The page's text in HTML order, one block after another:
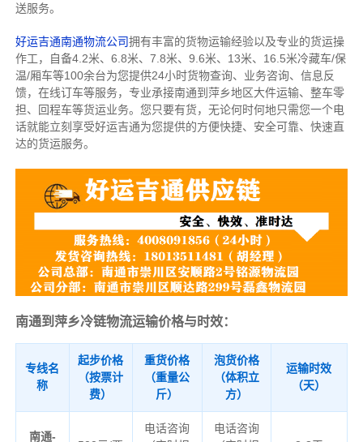
送服务。
好运吉通南通物流公司拥有丰富的货物运输经验以及专业的货运操
作工，自备4.2米、6.8米、7.8米、9.6米、13米、16.5米冷藏车/保
温/厢车等100余台为您提供24小时货物查询、业务咨询、信息反
馈，在线订车等服务， 专业承接南通到萍乡地区大件运输、整车零
担、回程车等货运业务。 您只要有货，无论何时何地只需您一个电
话就能立刻享受好运吉通为您提供的方便快捷、安全可靠、快速直
达的货运服务。
南通到萍乡冷链物流运输价格与时效：
专线名
称
起步价格
（按票计
费）
重货价格
（重量公
斤）
泡货价格
（体积立
方）
运输时效
（天）
南通-
电话咨询
电话咨询